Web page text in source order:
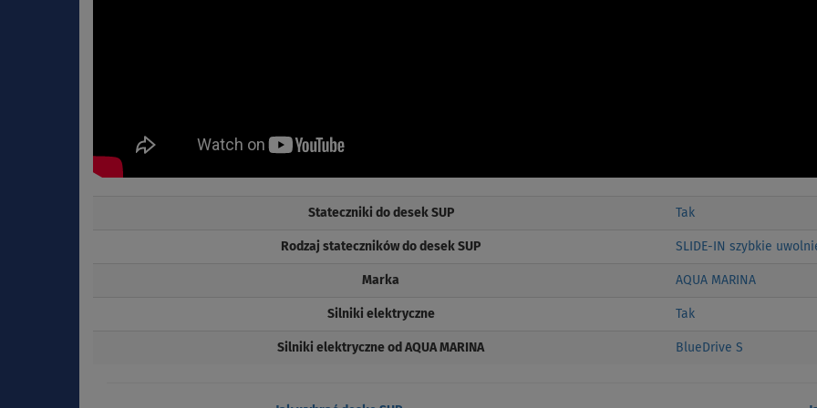
Stateczniki do desek SUP Tak
Rodzaj stateczników do desek SUP SLIDE-IN szybkie
Marka AQUA MARINA
Silniki elektryczne Tak
Silniki elektryczne od AQUA MARINA BlueDrive S